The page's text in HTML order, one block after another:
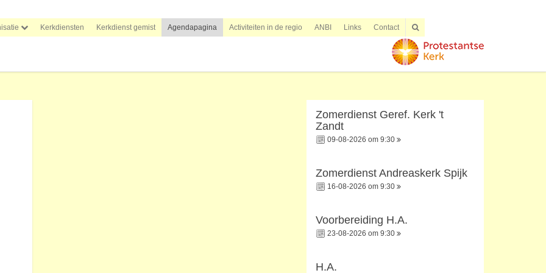
Kerkdiensten Kerkdienst gemist Agendapagina Activiteiten in de regio ANBI Links Contact
Zomerdienst Geref. Kerk 't
Zandt
09-08-2026 om 9:30
Zomerdienst Andreaskerk Spijk
16-08-2026 om 9:30
Voorbereiding H.A.
23-08-2026 om 9:30
H.A.